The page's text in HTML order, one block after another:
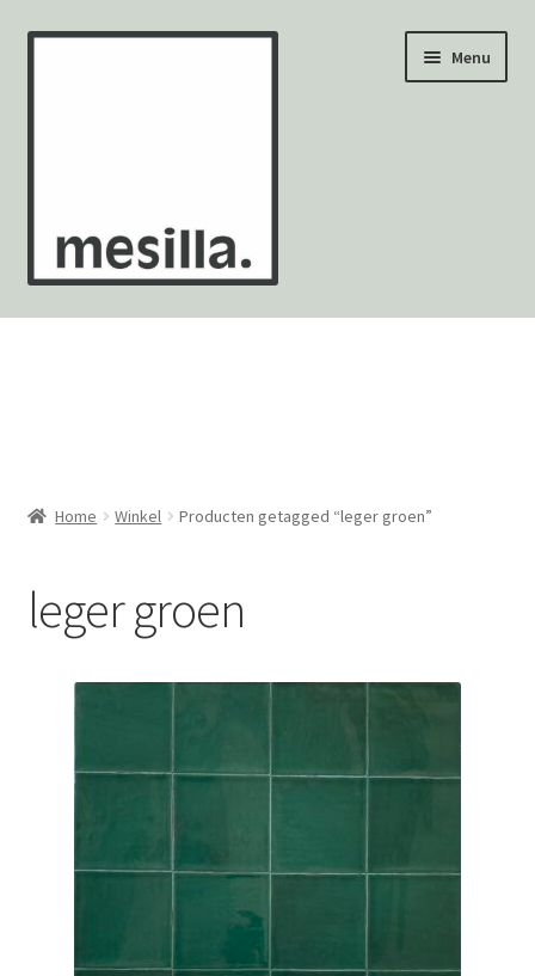
Ga
Ga
Menu
Wandtegels
Mozaïekvellen
Contact
Home Winkel Producten getagged “leger groen”
leger groen